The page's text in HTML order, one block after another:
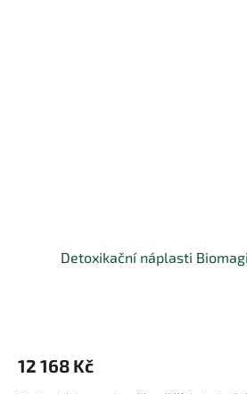
Detoxikační náplasti
12 168 Kč